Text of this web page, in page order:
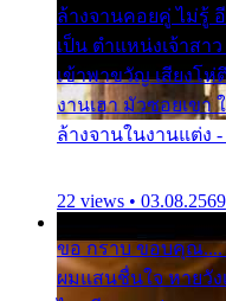
ล้างจานคอยคู่ ไม่รู้
เป็น ตำแหน่งเจ้าสา
เข้าพาขวัญ เสียงโห่
งานเฮา มัวซอยเขา
ล้างจานในงานแต่ง -
22 views • 03.08.2569
ขอ กราบ ขอบคุณ....
ผมแสนชื่นใจ หายวัง